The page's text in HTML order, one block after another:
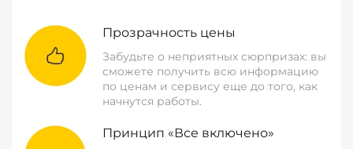
Прозрачность цены
Забудьте о неприятных сюрпризах: вы
сможете получить всю информацию
по ценам и сервису еще до того, как
начнутся работы.
Принцип «Все включено»